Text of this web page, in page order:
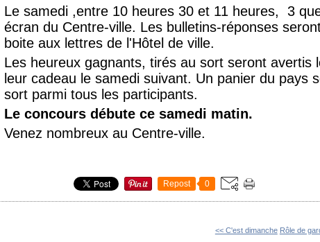
Le samedi ,entre 10 heures 30 et 11 heures, 3
écran du Centre-ville. Les bulletins-réponses
boite aux lettres de l'Hôtel de ville.
Les heureux gagnants, tirés au sort seront avertis
leur cadeau le samedi suivant. Un panier du pays
sort parmi tous les participants.
Le concours débute ce samedi matin.
Venez nombreux au Centre-ville.
Repost 0
<< C'est dimanche Rôle de